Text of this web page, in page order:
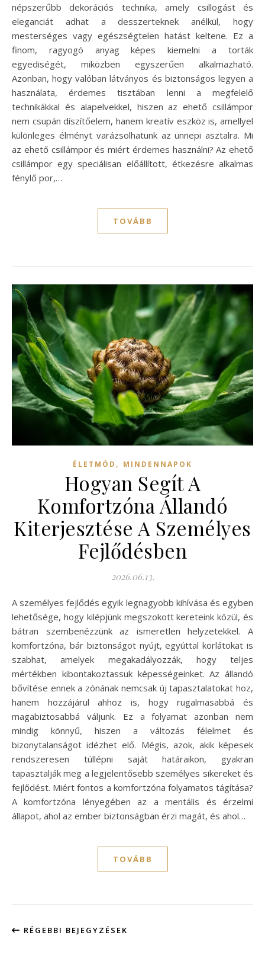
népszerűbb dekorációs technika, amely csillogást és
eleganciát adhat a desszerteknek anélkül, hogy
mesterséges vagy egészségtelen hatást keltene. Ez a
finom, ragyogó anyag képes kiemelni a torták
egyediségét, miközben egyszerűen alkalmazható.
Azonban, hogy valóban látványos és biztonságos legyen a
használata, érdemes tisztában lenni a megfelelő
technikákkal és alapelvekkel, hiszen az ehető csillámpor
nem csupán díszítőelem, hanem kreatív eszköz is, amellyel
különleges élményt varázsolhatunk az ünnepi asztalra. Mi
az ehető csillámpor és miért érdemes használni? Az ehető
csillámpor egy speciálisan előállított, étkezésre alkalmas
fénylő por,…
TOVÁBB
ÉLETMÓD , MINDENNAPOK
Hogyan Segít A
Komfortzóna Állandó
Kiterjesztése A Személyes
Fejlődésben
2026.06.13.
A személyes fejlődés egyik legnagyobb kihívása és egyben
lehetősége, hogy kilépjünk megszokott kereteink közül, és
bátran szembenézzünk az ismeretlen helyzetekkel. A
komfortzóna, bár biztonságot nyújt, egyúttal korlátokat is
szabhat, amelyek megakadályozzák, hogy teljes
mértékben kibontakoztassuk képességeinket. Az állandó
bővítése ennek a zónának nemcsak új tapasztalatokat hoz,
hanem hozzájárul ahhoz is, hogy rugalmasabbá és
magabiztosabbá váljunk. Ez a folyamat azonban nem
mindig könnyű, hiszen a változás félelmet és
bizonytalanságot idézhet elő. Mégis, azok, akik képesek
rendszeresen túllépni saját határaikon, gyakran
tapasztalják meg a legjelentősebb személyes sikereket és
fejlődést. Miért fontos a komfortzóna folyamatos tágítása?
A komfortzóna lényegében az a mentális és érzelmi
állapot, ahol az ember biztonságban érzi magát, és ahol…
TOVÁBB
RÉGEBBI BEJEGYZÉSEK